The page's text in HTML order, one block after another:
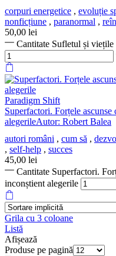
corpuri energetice , evoluție
nonficțiune , paranormal ,
50,00 lei
Cantitate Sufletul și
Paradigm Shift
Superfactori. Forțele
alegerileAutor: Robert Balea
autori români , cum să ,
, self-help , succes
45,00 lei
Cantitate Superfactori.
inconștient alegerile
Grila cu 3 coloane
Listă
Afișează
Produse pe pagină